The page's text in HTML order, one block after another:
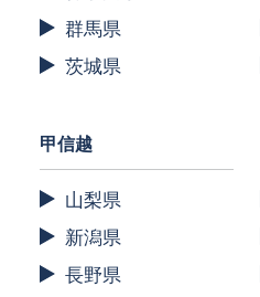
群馬県
茨城県
甲信越
山梨県
新潟県
長野県